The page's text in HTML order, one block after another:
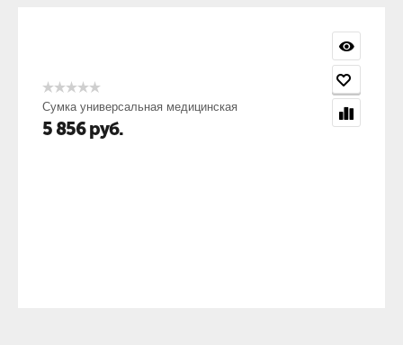
Сумка универсальная медицинская
5 856 руб.